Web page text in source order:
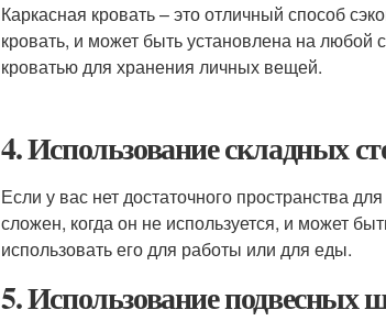
Каркасная кровать – это отличный способ
кровать, и может быть установлена на любой
кроватью для хранения личных вещей.
4. Использование складных
Если у вас нет достаточного пространства
сложен, когда он не используется, и может
использовать его для работы или для еды.
5. Использование подвесных